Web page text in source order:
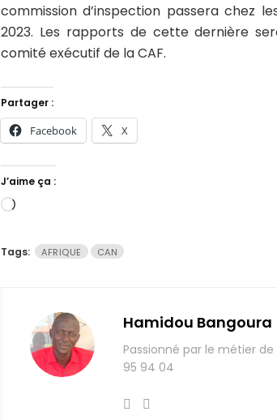
commission d’inspection passera chez
2023. Les rapports de cette dernière
comité exécutif de la CAF.
Partager :
Facebook X
J’aime ça :
Chargement…
Tags: AFRIQUE CAN
Hamidou Bangoura
Passionné par le métier
95 94 04